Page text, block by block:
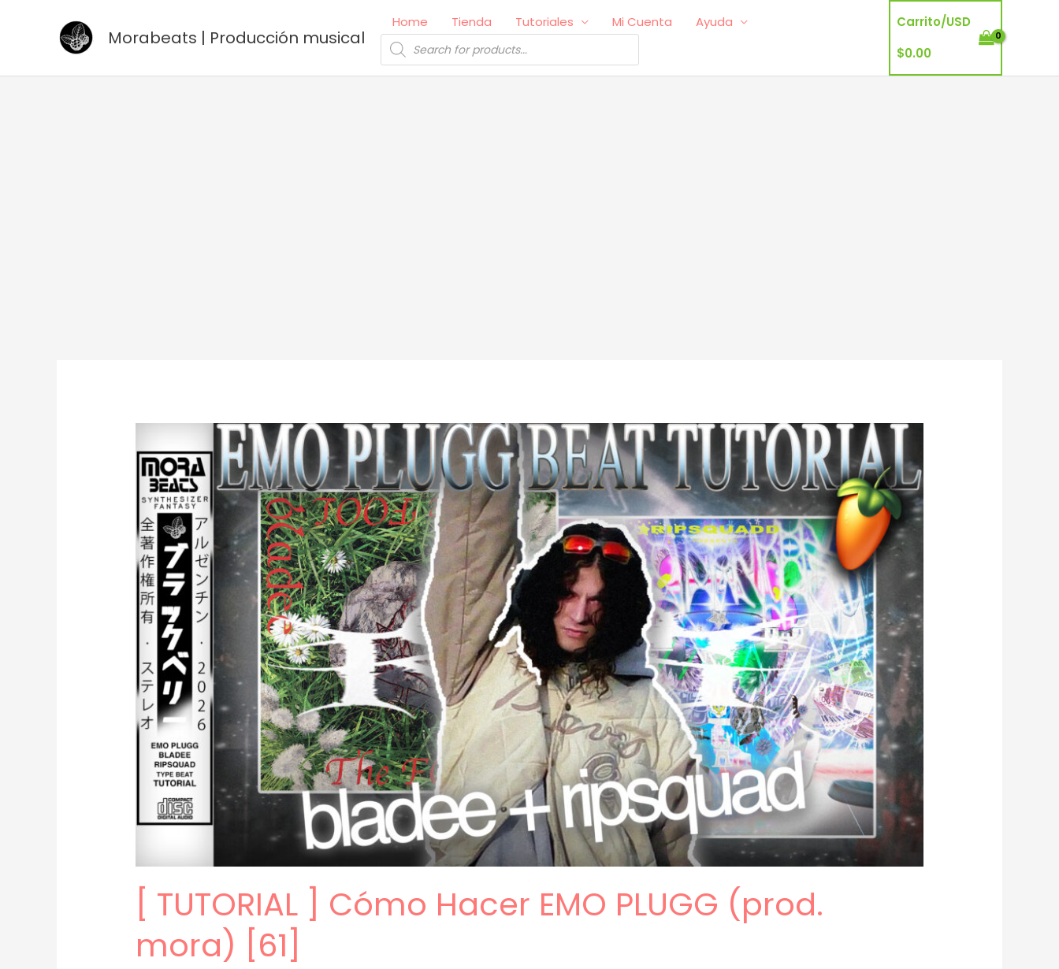
Morabeats | Producción musical
Home Tienda Tutoriales Mi Cuenta
Ayuda
Búsqueda
de
productos
Carrito/USD
$0.00
[ TUTORIAL ] Cómo Hacer EMO PLUGG (prod.
mora) [61]